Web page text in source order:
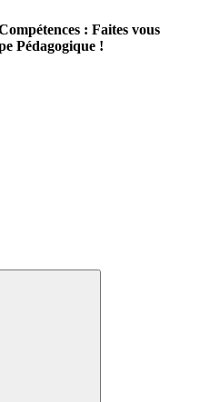
: Faites vous
Pédagogique !